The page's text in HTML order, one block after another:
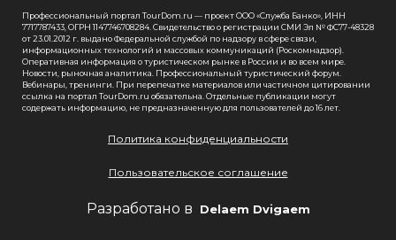
Профессиональный портал TourDom.ru — проект ООО «Служба Банко», ИНН
7717787433, ОГРН 1147746708284. Свидетельство о регистрации СМИ Эл № ФС77-48328
от 23.01.2012 г. выдано Федеральной службой по надзору в сфере связи,
информационных технологий и массовых коммуникаций (Роскомнадзор).
Оперативная информация о туристическом рынке в России и во всем мире.
Новости, рыночная аналитика. Профессиональный туристический форум.
Вебинары, тренинги. При перепечатке материалов или частичном цитировании
ссылка на портал TourDom.ru обязательна. Отдельные публикации могут
содержать информацию, не предназначенную для пользователей до 16 лет.
Политика конфиденциальности
Пользовательское соглашение
Разработано в Delaem Dvigaem